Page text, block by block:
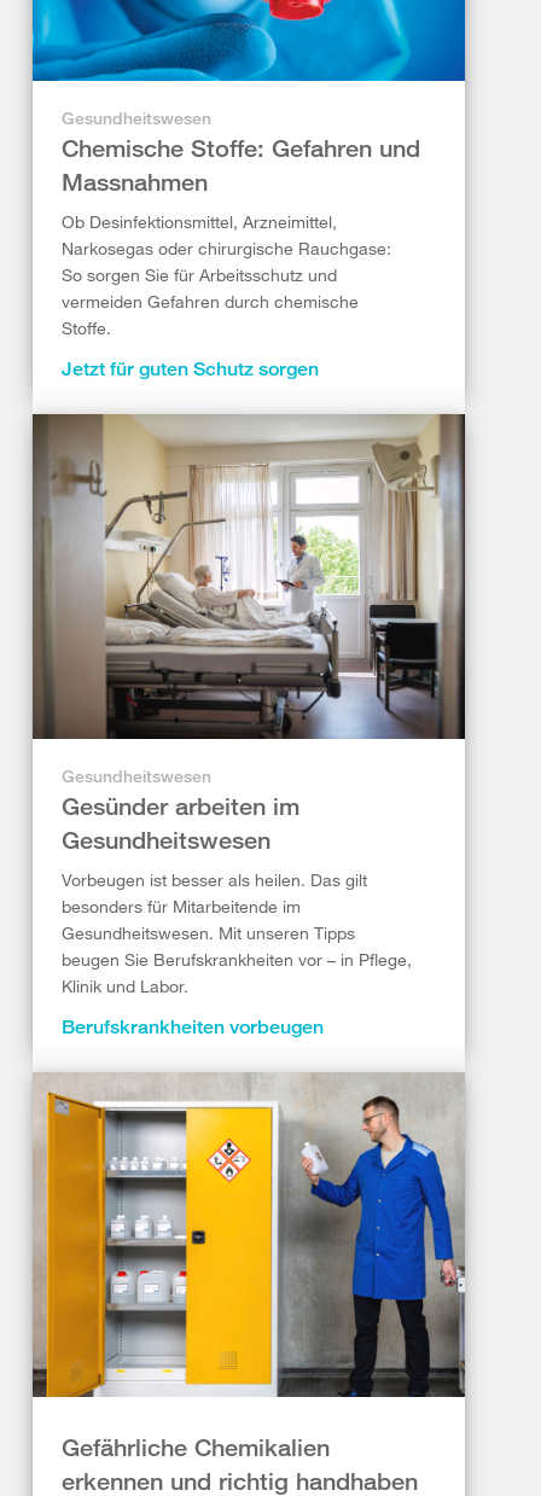
Gesundheitswesen
Chemische Stoffe: Gefahren und
Massnahmen
Ob Desinfektionsmittel, Arzneimittel,
Narkosegas oder chirurgische Rauchgase:
So sorgen Sie für Arbeitsschutz und
vermeiden Gefahren durch chemische
Stoffe.
Jetzt für guten Schutz sorgen
Gesundheitswesen
Gesünder arbeiten im
Gesundheitswesen
Vorbeugen ist besser als heilen. Das gilt
besonders für Mitarbeitende im
Gesundheitswesen. Mit unseren Tipps
beugen Sie Berufskrankheiten vor – in Pflege,
Klinik und Labor.
Berufskrankheiten vorbeugen
Gefährliche Chemikalien
erkennen und richtig handhaben